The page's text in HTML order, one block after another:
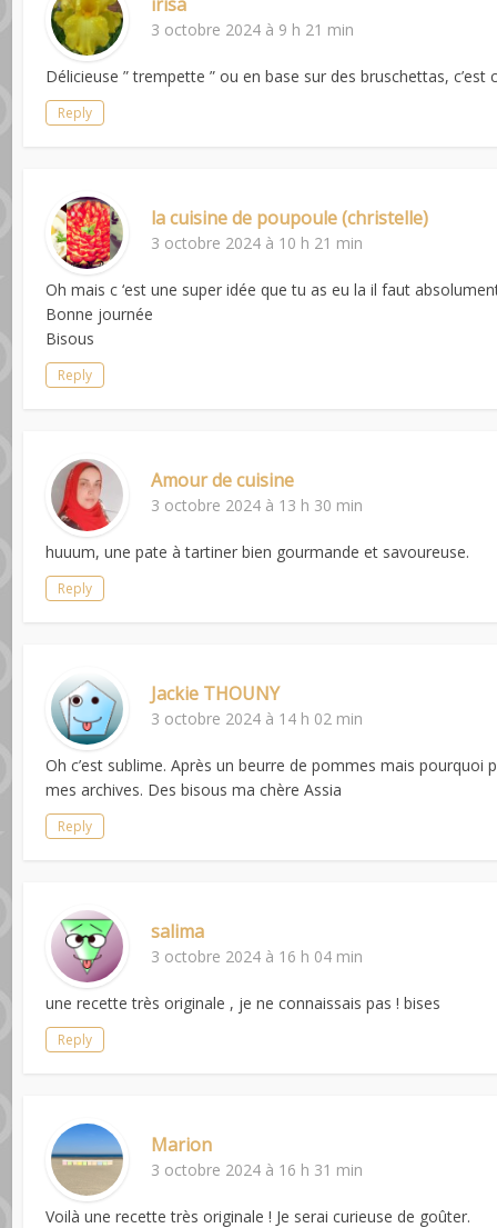
3 octobre 2024 à 9 h 21 min
Délicieuse ” trempette ” ou en base sur des bruschettas, c’est
Reply
la cuisine de poupoule (christelle)
3 octobre 2024 à 10 h 21 min
Oh mais c ‘est une super idée que tu as eu la il faut
Bonne journée
Bisous
Reply
Amour de cuisine
3 octobre 2024 à 13 h 30 min
huuum, une pate à tartiner bien gourmande et savoureuse.
Reply
Jackie THOUNY
3 octobre 2024 à 14 h 02 min
Oh c’est sublime. Après un beurre de pommes mais pourquoi
mes archives. Des bisous ma chère Assia
Reply
salima
3 octobre 2024 à 16 h 04 min
une recette très originale , je ne connaissais pas ! bises
Reply
Marion
3 octobre 2024 à 16 h 31 min
Voilà une recette très originale ! Je serai curieuse de goûter.